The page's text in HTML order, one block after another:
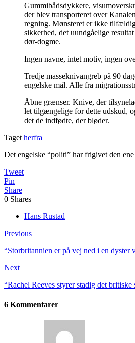
Gummibådsdykkere,
der blev transporteret over
regning. Mønsteret er ikke
sikkerhed, det uundgåelige
dør-dogme.
Ingen navne, intet motiv, ingen
Tredje masseknivangreb på 90
engelske mål. Alle fra
Åbne grænser. Knive, der
let tilgængelige for dette udskud,
det de indfødte, der bløder.
Taget herfra
Det engelske “politi” har frigivet den
Tweet
Pin
Share
0 Shares
Hans Rustad
Previous
“Storbritannien er på vej ned i en dyster
Next
“Rachel Reeves styrer stadig det
6 Kommentarer